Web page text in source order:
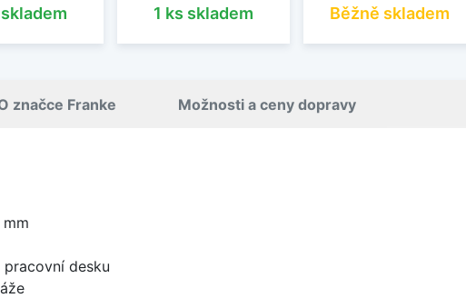
1 ks skladem Běžně skladem
značce Franke Možnosti a ceny dopravy
pracovní desku